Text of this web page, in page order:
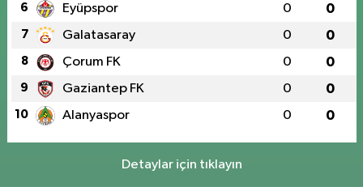
6 Eyüpspor 0 0
7 Galatasaray 0 0
8 Çorum FK 0 0
9 Gaziantep FK 0 0
10 Alanyaspor 0 0
Detaylar için tıklayın